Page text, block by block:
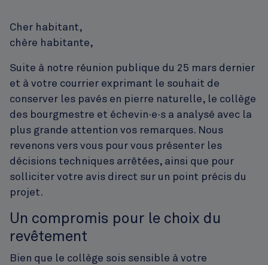
Cher habitant,
chère habitante,
Suite à notre réunion publique du 25 mars dernier
et à votre courrier exprimant le souhait de
conserver les pavés en pierre naturelle, le collège
des bourgmestre et échevin·e·s a analysé avec la
plus grande attention vos remarques. Nous
revenons vers vous pour vous présenter les
décisions techniques arrêtées, ainsi que pour
solliciter votre avis direct sur un point précis du
projet.
Un compromis pour le choix du
revêtement
Bien que le collège sois sensible à votre